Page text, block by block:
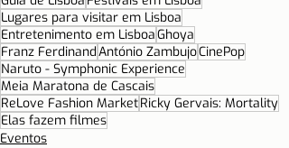
Lugares para visitar em Lisboa
Entretenimento em LisboaGhoya
Franz FerdinandAntónio ZambujoCinePop
Naruto - Symphonic Experience
Meia Maratona de Cascais
ReLove Fashion MarketRicky Gervais: Mortality
Elas fazem filmes
Eventos